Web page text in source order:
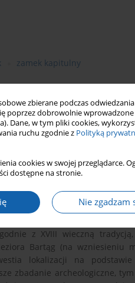
zbierane podczas
poprzez dobrowolnie
Dane, w tym pliki cookies,
ruchu zgodnie z Polityką
cookies w swojej przeglądarce.
dostępne na stronie.
Nie zgadzam
zamek kapitulny
pogląd najnowszej
wcześniejszej historiografii
z XVIII wieczną tradycją,
Bartąg (na wzniesieniu
lokalizacji na
zbadanie archeologiczne,